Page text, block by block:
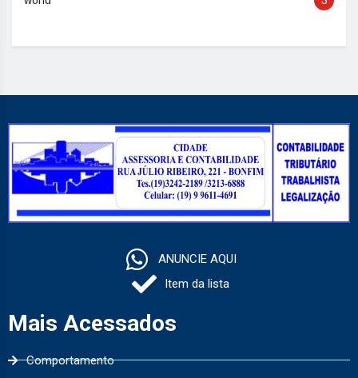
ANUNCIE AQUI
Item da lista
Mais Acessados
Comportamento